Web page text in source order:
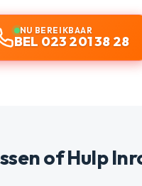
NU BEREIKBAAR
BEL 023 201 38 28
of Hulp